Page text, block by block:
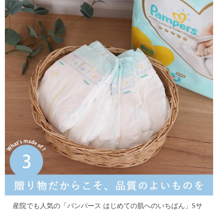
産院でも人気の「パンパース はじめての肌へのいちばん」Sサ